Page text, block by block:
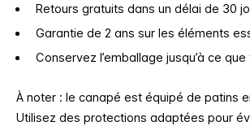
Retours gratuits dans un délai de 30
Garantie de 2 ans sur les éléments
Conservez l’emballage jusqu’à ce
À noter : le canapé est équipé de patins
Utilisez des protections adaptées pour